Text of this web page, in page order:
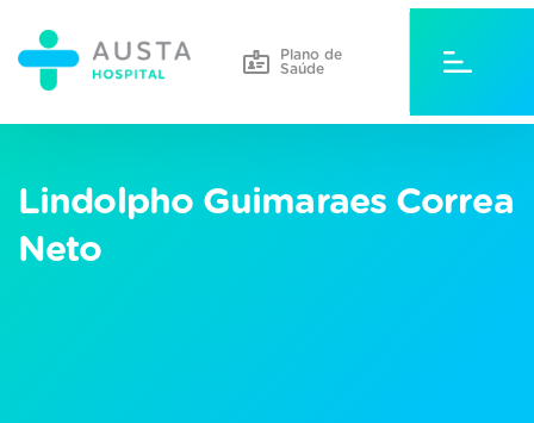
Plano de
Saúde
Lindolpho Guimaraes Correa
Neto